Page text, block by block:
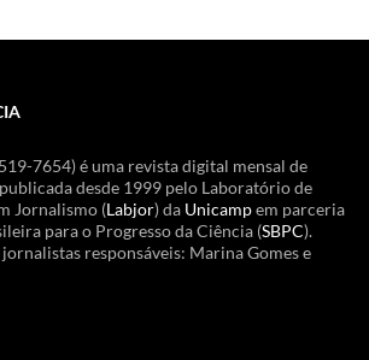
7654) é uma revista digital mensal de
desde 1999 pelo Laboratório de
Jornalismo (Labjor) da Unicampem parceria
para o Progresso da Ciência (SBPC).
responsáveis: Marina Gomes e